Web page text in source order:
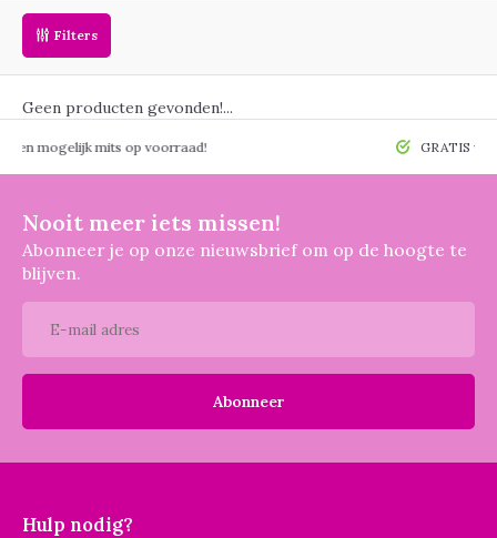
Filters
Geen producten gevonden!...
mits op voorraad! GRATIS
Nooit meer iets missen!
Abonneer je op onze nieuwsbrief om op de hoogte te
blijven.
Abonneer
Hulp nodig?